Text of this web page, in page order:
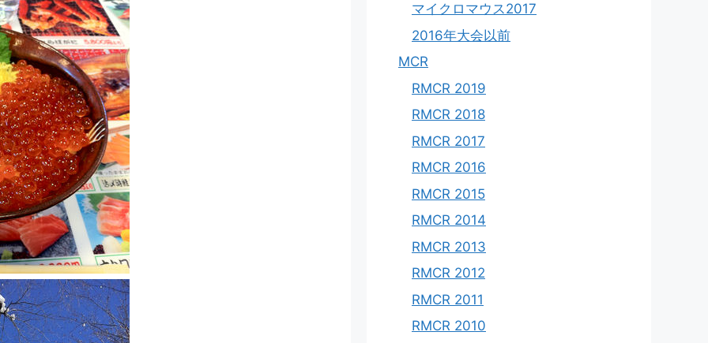
マイクロマウス2017
2016年大会以前
MCR
RMCR 2019
RMCR 2018
RMCR 2017
RMCR 2016
RMCR 2015
RMCR 2014
RMCR 2013
RMCR 2012
RMCR 2011
RMCR 2010